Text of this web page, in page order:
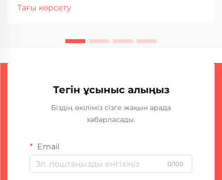
әрекеттерінің тиімділігін сақтау үшін маңызды.
Тағы көрсету
Тегін ұсыныс алыңыз
Біздің өкіліміз сізге жақын арада
хабарласады.
Email
0/100